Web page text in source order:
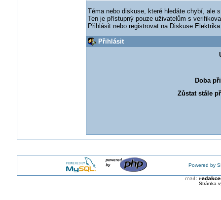
Téma nebo diskuse, které hledáte chybí, ale
Ten je přístupný pouze uživatelům s
Přihlásit nebo registrovat na Diskuse
Přihlásit
Doba
Zůstat stále
Powered by
Stránka